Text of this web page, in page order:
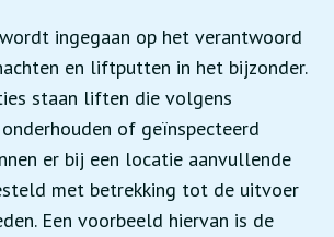
ingegaan op het verantwoord
en liftputten in het bijzonder.
staan liften die volgens
of geïnspecteerd
er bij een locatie aanvullende
met betrekking tot de uitvoer
Een voorbeeld hiervan is de